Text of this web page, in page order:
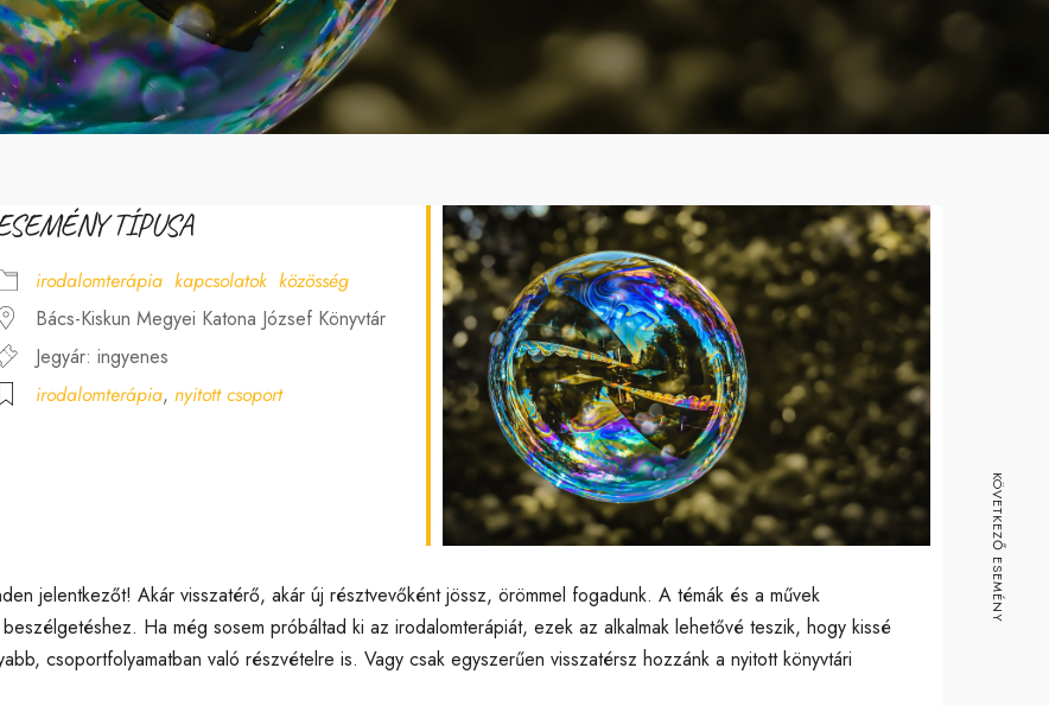
Office 365 Outlook Live
TÍPUSA
irodalomterápia kapcsolatok közösség
Bács-Kiskun Megyei Katona József Könyvtár
Jegyár: ingyenes
irodalomterápia, nyitott csoport
jelentkezőt! Akár visszatérő, akár új résztvevőként jössz, örömmel fogadunk. A témák és a művek
Ha még sosem próbáltad ki az irodalomterápiát, ezek az alkalmak lehetővé teszik, hogy kissé
csoportfolyamatban való részvételre is. Vagy csak egyszerűen visszatérsz hozzánk a nyitott könyvtári
KÖVETKEZŐ ESEMÉNY